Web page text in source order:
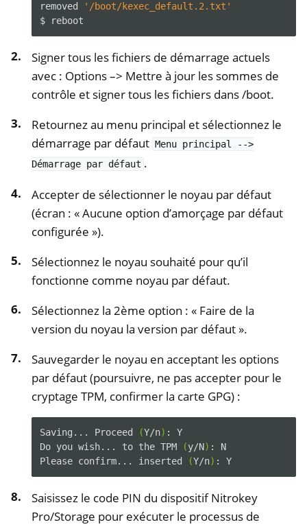
removed
'/boot/kexec_default.2.txt'
$
Signer tous les fichiers de démarrage actuels
avec : Options –> Mettre à jour les sommes de
contrôle et signer tous les fichiers dans /boot.
Retournez au menu principal et sélectionnez le
démarrage par défaut Menu principal
-->
Démarrage par défaut .
Accepter de sélectionner le noyau par défaut
(écran : « Aucune option d’amorçage par défaut
configurée »).
Sélectionnez le noyau souhaité pour qu’il
fonctionne comme noyau par défaut.
Sélectionnez la 2ème option : « Faire de la
version du noyau la version par défaut ».
Sauvegarder le noyau en acceptant les options
par défaut (poursuivre, ne pas accepter pour le
cryptage TPM, confirmer la carte GPG) :
Saving... Proceed (Y/n) :
Y
Do you wish... to the TPM (y/N) :
N
Please confirm... inserted (Y/n) :
Saisissez le code PIN du dispositif Nitrokey
Pro/Storage pour exécuter le processus de